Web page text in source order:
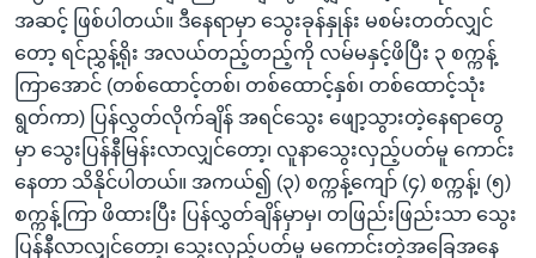
အဆင့် ဖြစ်ပါတယ်။ ဒီနေရာမှာ သွေးခုန်နှုန်း မစမ်းတတ်လျှင်
တော့ ရင်ညွှန့်ရိုး အလယ်တည့်တည့်ကို လမ်မနှင့်ဖိပြီး ၃ စက္ကန့်
ကြာအောင် (တစ်ထောင့်တစ်၊ တစ်ထောင့်နှစ်၊ တစ်ထောင့်သုံး
ရွတ်ကာ) ပြန်လွှတ်လိုက်ချိန် အရင်သွေး ဖျော့သွားတဲ့နေရာတွေ
မှာ သွေးပြန်နီမြန်းလာလျှင်တော့၊ လူနာသွေးလှည့်ပတ်မူ ကောင်း
နေတာ သိနိုင်ပါတယ်။ အကယ်၍ (၃) စက္ကန့်ကျော် (၄) စက္ကန့်၊ (၅)
စက္ကန့်ကြာ ဖိထားပြီး ပြန်လွှတ်ချိန်မှာမှ၊ တဖြည်းဖြည်းသာ သွေး
ပြန်နီလာလျှင်တော့၊ သွေးလှည့်ပတ်မူ မကောင်းတဲ့အခြေအနေ